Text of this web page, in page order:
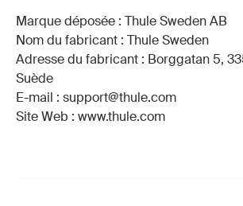
Marque déposée : Thule Sweden AB
Nom du fabricant : Thule Sweden
Adresse du fabricant : Borggatan 5,
Suède
E-mail : support@thule.com
Site Web : www.thule.com